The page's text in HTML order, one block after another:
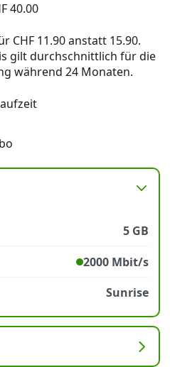
40.00
CHF 11.90 anstatt 15.90.
gilt durchschnittlich für die
während 24 Monaten.
5 GB
2000 Mbit/s
Sunrise